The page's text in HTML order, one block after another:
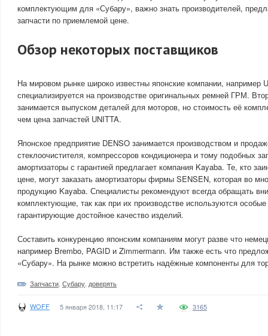
комплектующим для «Субару», важно знать производителей,
запчасти по приемлемой цене.
Обзор некоторых поставщиков
На мировом рынке широко известны японские компании, например
специализируется на производстве оригинальных ремней ГРМ.
занимается выпуском деталей для моторов, но стоимость её
чем цена запчастей UNITTA.
Японское предприятие DENSO занимается производством и
стеклоочистителя, компрессоров кондиционера и тому подобных
амортизаторы с гарантией предлагает компания Kayaba. Те, кто
цене, могут заказать амортизаторы фирмы SENSEN, которая во
продукцию Kayaba. Специалисты рекомендуют всегда обращать
комплектующие, так как при их производстве используются особые
гарантирующие достойное качество изделий.
Составить конкуренцию японским компаниям могут разве что
например Brembo, PAGID и Zimmermann. Им также есть что
«Субару». На рынке можно встретить надёжные компоненты для
Запчасти Субару доверять
WOFF 5 января 2018, 11:17 3165